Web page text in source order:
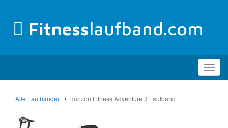
Fitnesslaufband.com
Alle Laufbänder Horizon Fitness Adventure 3 Laufband